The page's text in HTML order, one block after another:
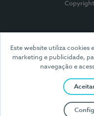
Este website utiliza cookies
marketing e publicidade,
navegação e